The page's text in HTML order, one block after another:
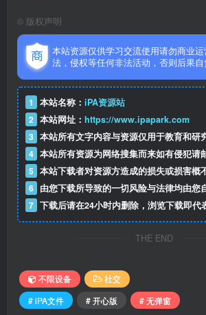
© 版权声明
本站资源仅供学习交流使用请勿商业
法，侵权等任何非法活动，否则后果自
1 本站名称： iPA资源站
2 本站网址： https://www.ipapark.com
3 本站所有文字内容与资源仅用于教育和研
4 本站所有资源为网络搜集而来如有侵犯请
5 本站下载者对资源方造成的损失或损害概
6 由您下载所导致的一切风险与法律均由您
7 下载后请在24小时内删除，浏览下载即代
THE END
不限设备
社交
# iPA文件
# 开心版 # 无弹窗